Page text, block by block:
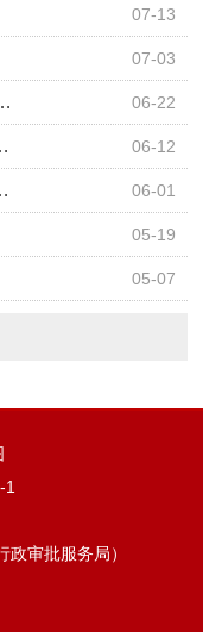
07-13
07-03
06-22
06-12
06-01
05-19
05-07
1
审批服务局）